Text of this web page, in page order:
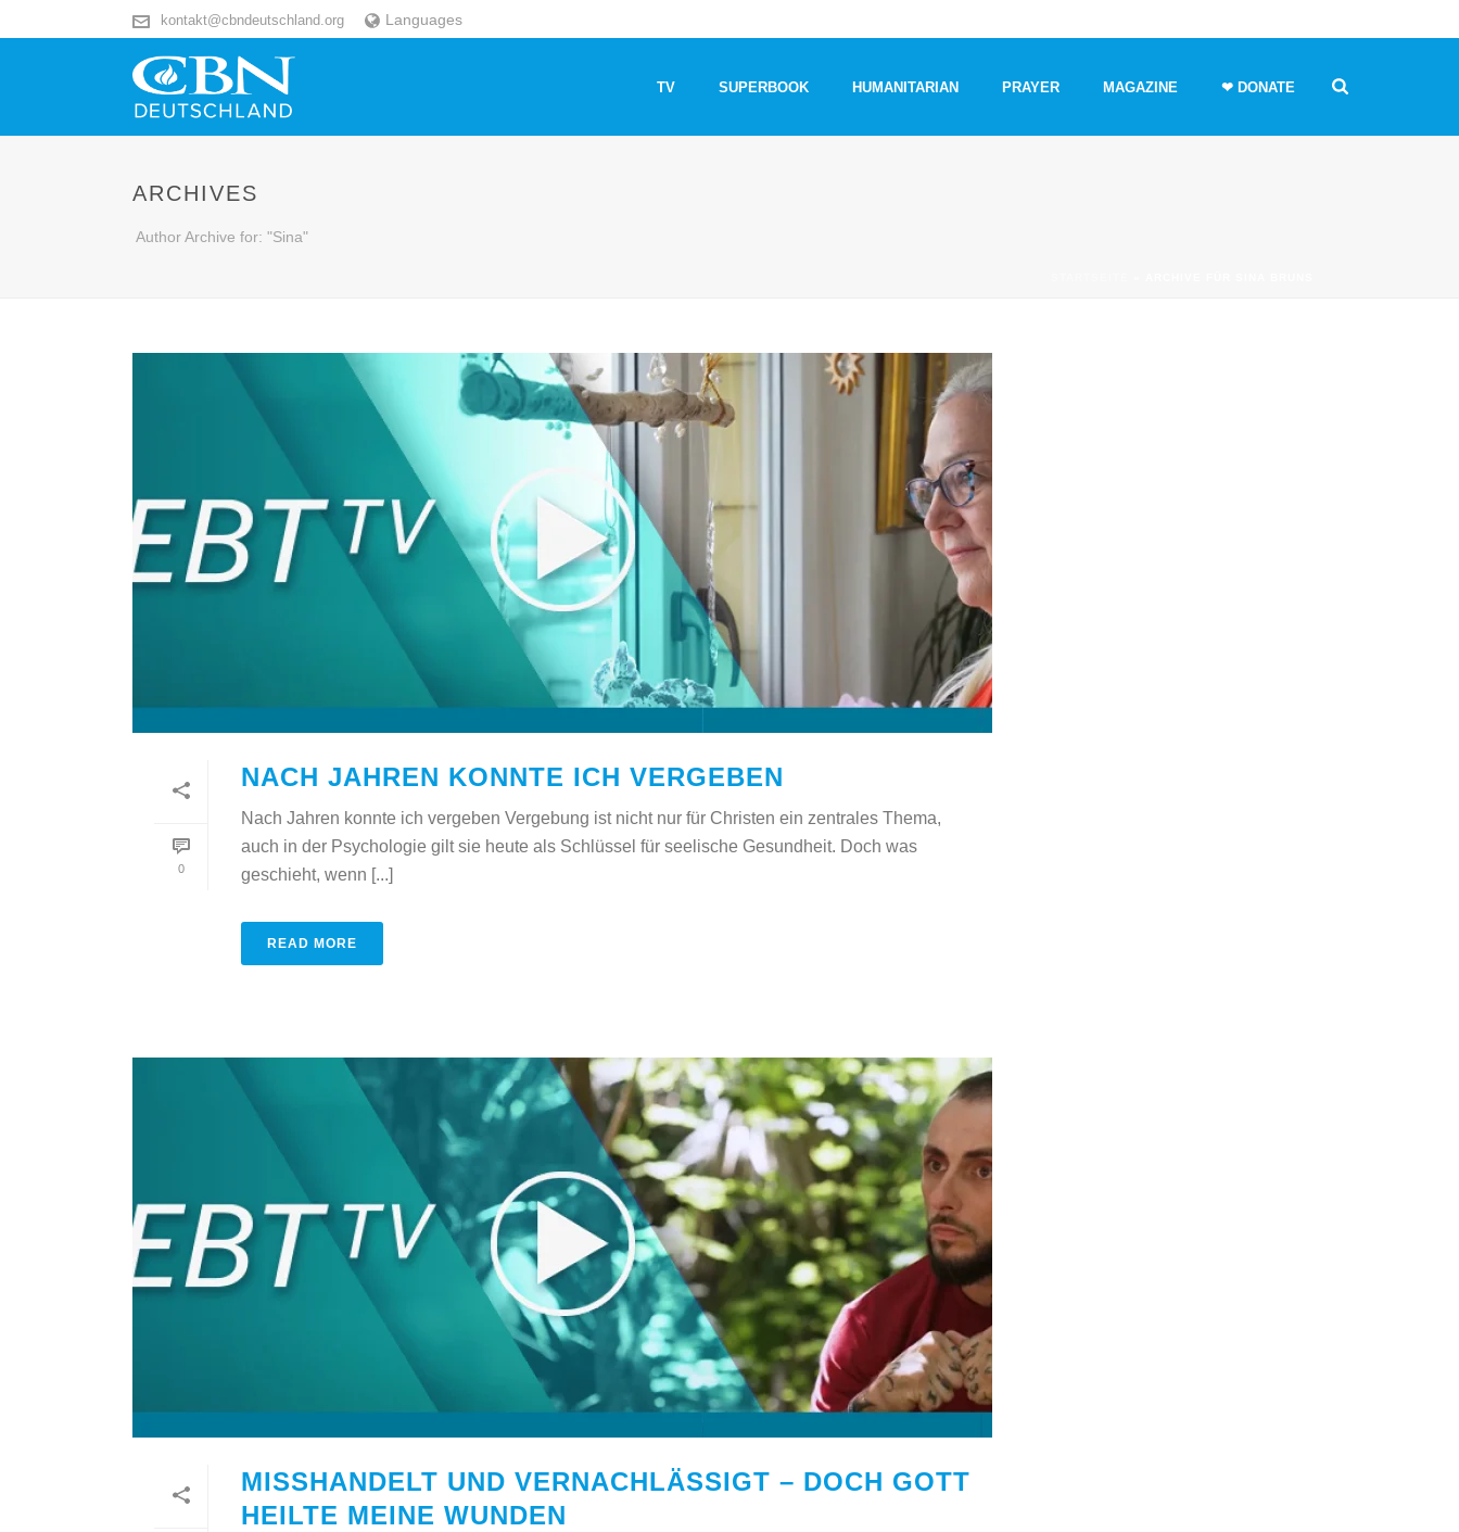
kontakt@cbndeutschland.org Languages
TV SUPERBOOK HUMANITARIAN PRAYER MAGAZINE ❤ DONATE
ARCHIVES
Author Archive for: "Sina"
0
NACH JAHREN KONNTE ICH VERGEBEN
Nach Jahren konnte ich vergeben Vergebung ist nicht nur für Christen ein zentrales Thema,
auch in der Psychologie gilt sie heute als Schlüssel für seelische Gesundheit. Doch was
geschieht, wenn [...]
READ MORE
MISSHANDELT UND VERNACHLÄSSIGT – DOCH GOTT
HEILTE MEINE WUNDEN